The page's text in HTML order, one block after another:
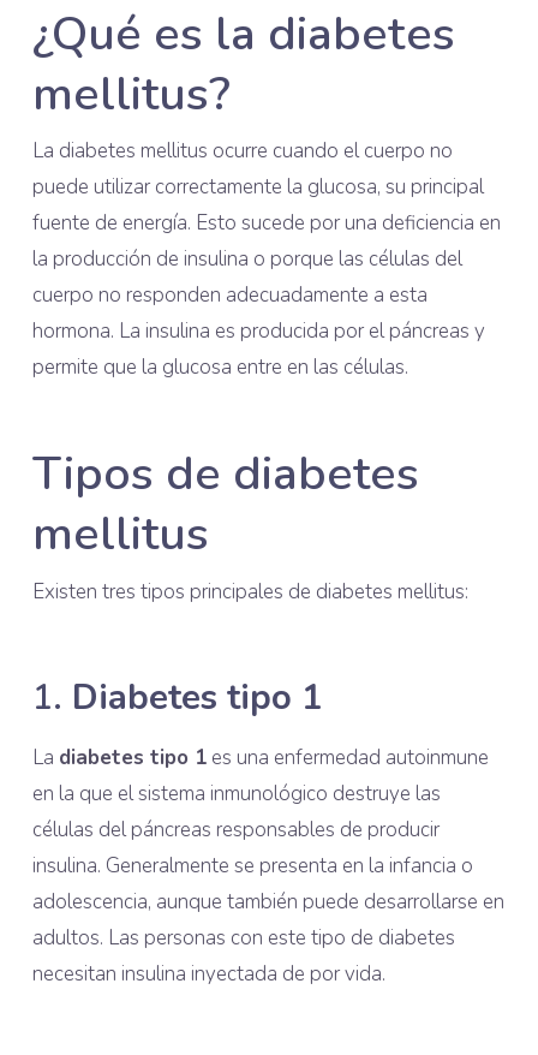
¿Qué es la diabetes
mellitus?
La diabetes mellitus ocurre cuando el cuerpo no
puede utilizar correctamente la glucosa, su principal
fuente de energía. Esto sucede por una deficiencia en
la producción de insulina o porque las células del
cuerpo no responden adecuadamente a esta
hormona. La insulina es producida por el páncreas y
permite que la glucosa entre en las células.
Tipos de diabetes
mellitus
Existen tres tipos principales de diabetes mellitus:
1. Diabetes tipo 1
La diabetes tipo 1es una enfermedad autoinmune
en la que el sistema inmunológico destruye las
células del páncreas responsables de producir
insulina. Generalmente se presenta en la infancia o
adolescencia, aunque también puede desarrollarse en
adultos. Las personas con este tipo de diabetes
necesitan insulina inyectada de por vida.